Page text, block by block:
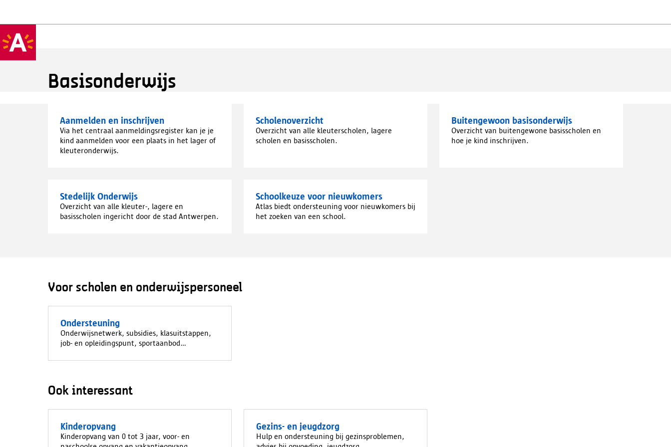
Basisonderwijs
Aanmelden en inschrijven
Via het centraal aanmeldingsregister kan je je
kind aanmelden voor een plaats in het lager of
kleuteronderwijs.
Scholenoverzicht
Overzicht van alle kleuterscholen, lagere
scholen en basisscholen.
Buitengewoon basisonderwijs
Overzicht van buitengewone basisscholen en
hoe je kind inschrijven.
Stedelijk Onderwijs
Overzicht van alle kleuter-, lagere en
basisscholen ingericht door de stad Antwerpen.
Schoolkeuze voor nieuwkomers
Atlas biedt ondersteuning voor nieuwkomers bij
het zoeken van een school.
Voor scholen en onderwijspersoneel
Ondersteuning
Onderwijsnetwerk, subsidies, klasuitstappen,
job- en opleidingspunt, sportaanbod...
Ook interessant
Kinderopvang
Kinderopvang van 0 tot 3 jaar, voor- en
Gezins- en jeugdzorg
Hulp en ondersteuning bij gezinsproblemen,